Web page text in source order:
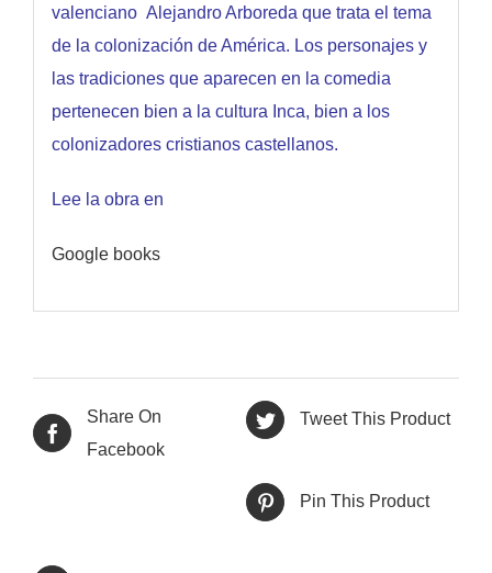
valenciano Alejandro Arboreda que trata el tema
de la colonización de América. Los personajes y
las tradiciones que aparecen en la comedia
pertenecen bien a la cultura Inca, bien a los
colonizadores cristianos castellanos.
Lee la obra en
Google books
Share On
Facebook
Tweet This Product
Pin This Product